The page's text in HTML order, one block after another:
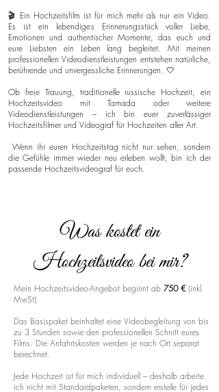
🎬 Ein Hochzeitsfilm ist für mich mehr als nur ein Video.
Es ist ein lebendiges Erinnerungsstück voller Liebe,
Emotionen und authentischer Momente, das euch und
eure Liebsten ein Leben lang begleitet. Mit meinen
professionellen Videodienstleistungen entstehen natürliche,
berührende und unvergessliche Erinnerungen. 🤍
Ob freie Trauung, traditionelle russische Hochzeit, ein
Hochzeitsvideo mit Tamada oder weitere
Videodienstleistungen – ich bin euer zuverlässiger
Hochzeitsfilmer und Videograf für Hochzeiten aller Art.
Wenn ihr euren Hochzeitstag nicht nur sehen, sondern
die Gefühle immer wieder neu erleben wollt, bin ich der
passende Hochzeitsvideograf für euch.
Was kostet ein
Hochzeitsvideo bei mir?
Mein Hochzeitsvideo-Angebot beginnt ab 750 € (inkl.
MwSt).
Das Basispaket beinhaltet eine Videobegleitung von bis
zu 3 Stunden sowie den professionellen Schnitt eures
Films. Die Anfahrtskosten werden je nach Ort separat
berechnet.
Jede Hochzeit ist für mich individuell – deshalb arbeite
ich nicht mit Standardpaketen, sondern erstelle für jedes